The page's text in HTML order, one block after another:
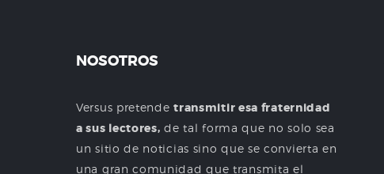
NOSOTROS
Versus pretendetransmitir esa fraternidad
a sus lectores, de tal forma que no solo sea
un sitio de noticias sino que se convierta en
una gran comunidad que transmita el